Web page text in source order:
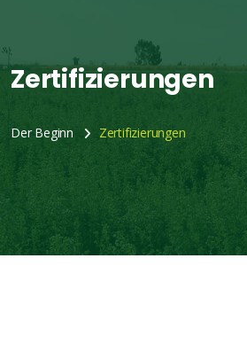
Zertifizierungen
Der Beginn Zertifizierungen